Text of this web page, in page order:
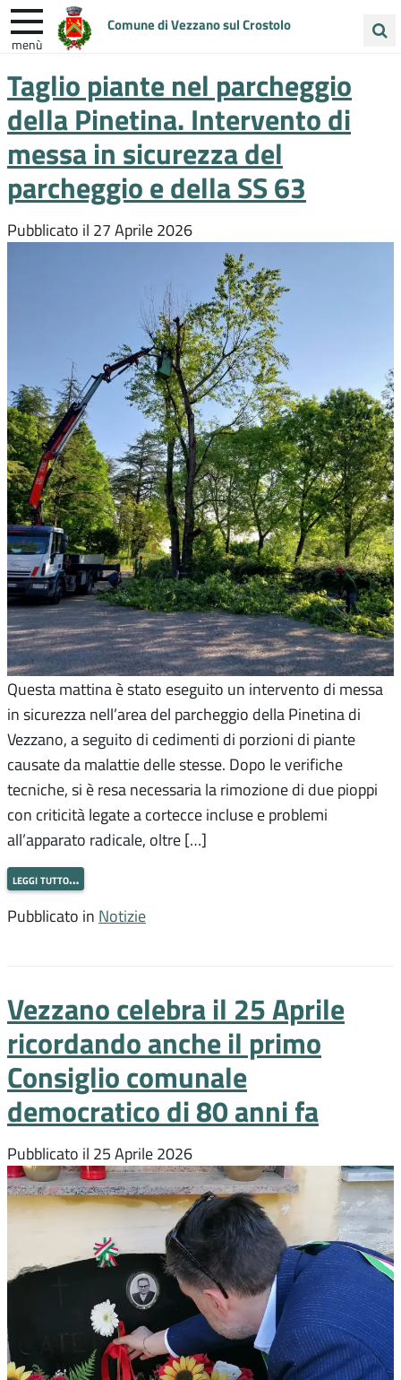
Comune di Vezzano sul Crostolo
menù
nel
sito
Taglio piante nel parcheggio
della Pinetina. Intervento di
messa in sicurezza del
parcheggio e della SS 63
Pubblicato il 27 Aprile 2026
Questa mattina è stato eseguito un intervento di messa
in sicurezza nell’area del parcheggio della Pinetina di
Vezzano, a seguito di cedimenti di porzioni di piante
causate da malattie delle stesse. Dopo le verifiche
tecniche, si è resa necessaria la rimozione di due pioppi
con criticità legate a cortecce incluse e problemi
all’apparato radicale, oltre […]
leggi tutto…
Pubblicato in Notizie
Vezzano celebra il 25 Aprile
ricordando anche il primo
Consiglio comunale
democratico di 80 anni fa
Pubblicato il 25 Aprile 2026